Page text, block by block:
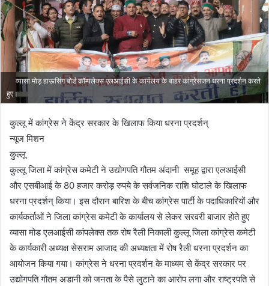
व्यासा मोड़ हाऊसिंग बोर्ड कॉम्पलेक्स एलआईसी के कार्यलय के बाहर कांग्रेसजन धरना प्रदर्शन करते
हुए।
कुल्लू में कांग्रेस ने केंद्र सरकार के खिलाफ किया धरना प्रदर्शन्
न्यूज मिशन
कुल्लू
कुल्लू जिला में कांग्रेस कमेटी ने उद्योगपति गौतम अंदानी समूह द्वारा एलआईसी
और एसबीआई के 80 हजार करोड़ रुपये के सर्वजनिक राशि घोटाले के खिलाफ
धरना प्रदर्शन् किया। इस दौरान बारिश के बीच कांग्रेस पार्टी के पदाधिकारियों और
कार्यकर्ताओं ने जिला कांग्रेस कमेटी के कार्यालय से लेकर सरवरी बाजार होते हुए
व्यासा मोड एलआईसी कांपलेक्स तक रोष रैली निकाली कुल्लू जिला कांग्रेस कमेटी
के कार्यकारी अध्यक्ष सेसराम आजाद की अध्यक्षता में रोष रैली धरना प्रदर्शन का
आयोजन किया गया। कांग्रेस ने धरना प्रदर्शन के माध्यम से केंद्र सरकार पर
उद्योगपति गौतम अडानी को जनता के पैसे लुटाने का आरोप लगा और राष्ट्रपति से